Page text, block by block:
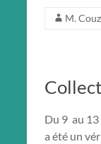
M.
Du 9 au
a été un